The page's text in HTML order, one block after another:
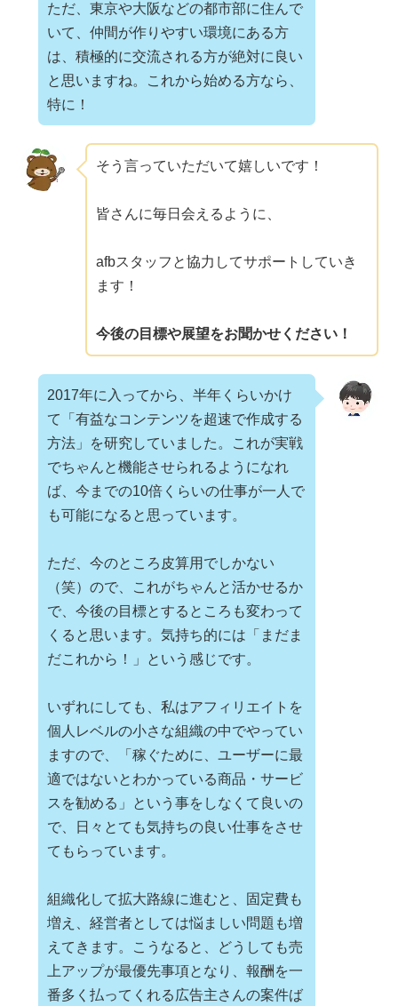
ただ、東京や大阪などの都市部に住んで
いて、仲間が作りやすい環境にある方
は、積極的に交流される方が絶対に良い
と思いますね。これから始める方なら、
特に！
そう言っていただいて嬉しいです！
皆さんに毎日会えるように、
afbスタッフと協力してサポートしていき
ます！
今後の目標や展望をお聞かせください！
2017年に入ってから、半年くらいかけ
て「有益なコンテンツを超速で作成する
方法」を研究していました。これが実戦
でちゃんと機能させられるようになれ
ば、今までの10倍くらいの仕事が一人で
も可能になると思っています。
ただ、今のところ皮算用でしかない
（笑）ので、これがちゃんと活かせるか
で、今後の目標とするところも変わって
くると思います。気持ち的には「まだま
だこれから！」という感じです。
いずれにしても、私はアフィリエイトを
個人レベルの小さな組織の中でやってい
ますので、「稼ぐために、ユーザーに最
適ではないとわかっている商品・サービ
スを勧める」という事をしなくて良いの
で、日々とても気持ちの良い仕事をさせ
てもらっています。
組織化して拡大路線に進むと、固定費も
増え、経営者としては悩ましい問題も増
えてきます。こうなると、どうしても売
上アップが最優先事項となり、報酬を一
番多く払ってくれる広告主さんの案件ば